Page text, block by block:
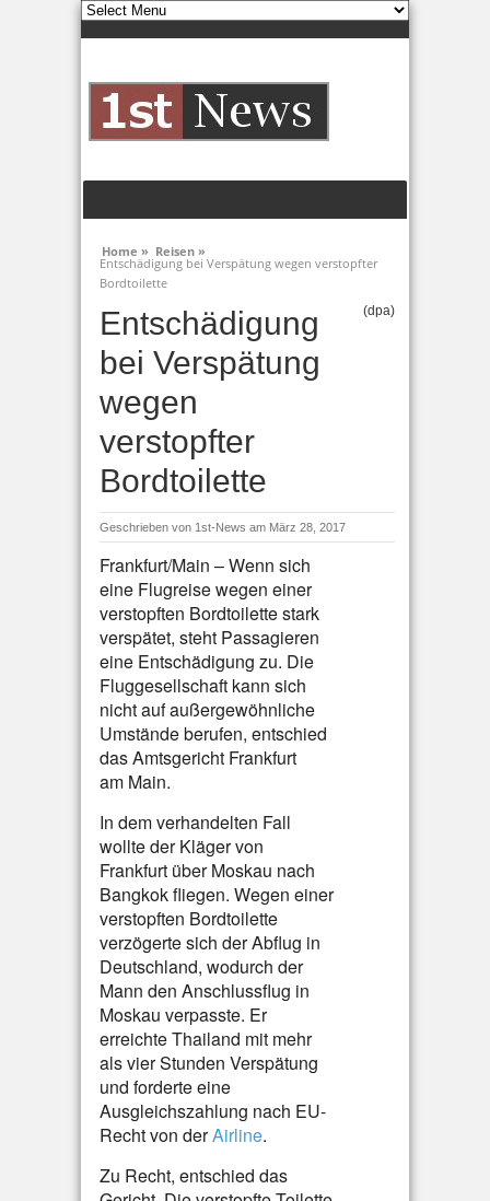
Home » Reisen »
Entschädigung bei Verspätung wegen verstopfter
Bordtoilette
Entschädigung
bei Verspätung
wegen
verstopfter
Bordtoilette
(dpa)
Geschrieben von 1st-News am März 28, 2017
Frankfurt/Main – Wenn sich
eine Flugreise wegen einer
verstopften Bordtoilette stark
verspätet, steht Passagieren
eine Entschädigung zu. Die
Fluggesellschaft kann sich
nicht auf außergewöhnliche
Umstände berufen, entschied
das Amtsgericht Frankfurt
am Main.
In dem verhandelten Fall
wollte der Kläger von
Frankfurt über Moskau nach
Bangkok fliegen. Wegen einer
verstopften Bordtoilette
verzögerte sich der Abflug in
Deutschland, wodurch der
Mann den Anschlussflug in
Moskau verpasste. Er
erreichte Thailand mit mehr
als vier Stunden Verspätung
und forderte eine
Ausgleichszahlung nach EU-
Recht von derAirline.
Zu Recht, entschied das